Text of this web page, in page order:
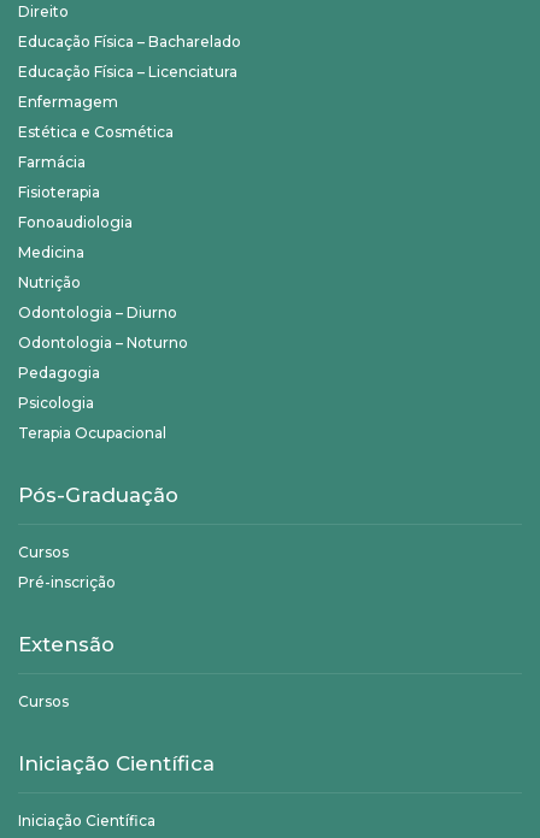
Direito
Educação Física – Bacharelado
Educação Física – Licenciatura
Enfermagem
Estética e Cosmética
Farmácia
Fisioterapia
Fonoaudiologia
Medicina
Nutrição
Odontologia – Diurno
Odontologia – Noturno
Pedagogia
Psicologia
Terapia Ocupacional
Pós-Graduação
Cursos
Pré-inscrição
Extensão
Cursos
Iniciação Científica
Iniciação Científica